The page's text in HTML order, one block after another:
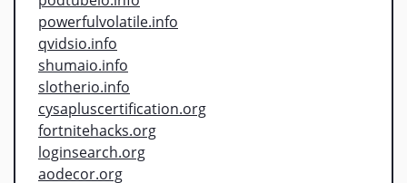
powerfulvolatile.info
qvidsio.info
shumaio.info
slotherio.info
cysapluscertification.org
fortnitehacks.org
loginsearch.org
aodecor.org